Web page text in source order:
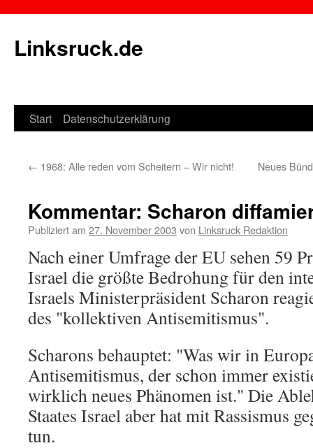
Linksruck.de
Springe
Inhalt
Start Datenschutzerklärung
← 1968: Alle reden vom Scheitern – Wir nicht! Neues
Kommentar: Scharon
Publiziert am 27. November 2003 von Linksruck Redaktion
Nach einer Umfrage der EU sehen 59
Israel die größte Bedrohung für den
Israels Ministerpräsident Scharon
des "kollektiven Antisemitismus".
Scharons behauptet: "Was wir in
Antisemitismus, der schon immer
wirklich neues Phänomen ist." Die
Staates Israel aber hat mit Rassismus
tun.